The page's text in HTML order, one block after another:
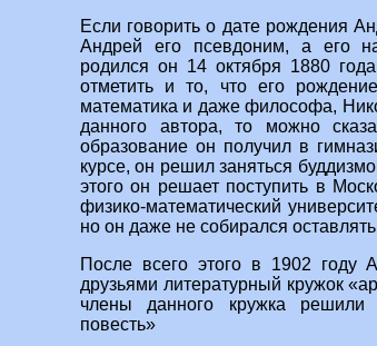
Если говорить о дате рождения
Андрей его псевдоним, а его
родился он 14 октября 1880
отметить и то, что его
математика и даже философа,
данного автора, то можно
образование он получил в
курсе, он решил заняться
этого он решает поступить в
физико-математический
но он даже не собирался оставлять
После всего этого в 1902 году
друзьями литературный кружок
члены данного кружка решили
повесть»